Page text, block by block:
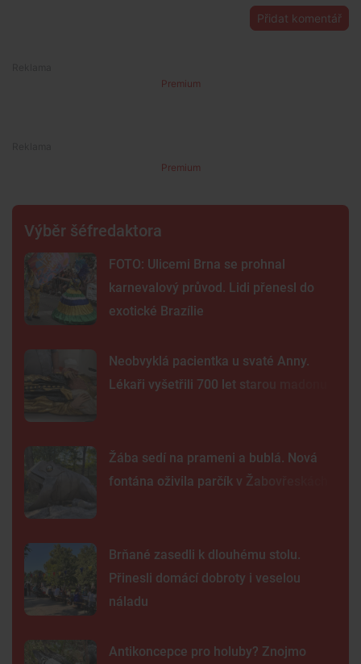
Přidat komentář
Premium
Premium
Výběr šéfredaktora
FOTO: Ulicemi Brna se prohnal
karnevalový průvod. Lidi přenesl do
exotické Brazílie
Neobvyklá pacientka u svaté Anny.
Lékaři vyšetřili 700 let starou madonu
Žába sedí na prameni a bublá. Nová
fontána oživila parčík v Žabovřeskách
Brňané zasedli k dlouhému stolu.
Přinesli domácí dobroty i veselou
náladu
Antikoncepce pro holuby? Znojmo